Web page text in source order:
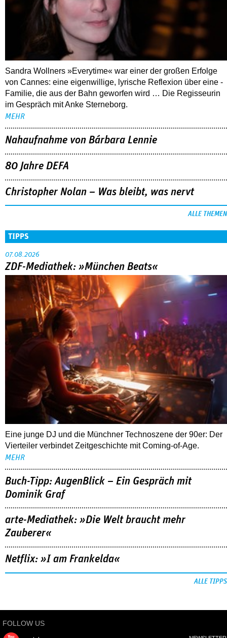
Sandra Wollners »Everytime« war einer der großen Erfolge
von Cannes: eine eigenwillige, lyrische Reflexion über eine ­
Familie, die aus der Bahn geworfen wird … Die Regisseurin
im Gespräch mit Anke Sterneborg.
MEHR
Nahaufnahme von Bárbara Lennie
80 Jahre DEFA
Christopher Nolan – Was bleibt, was nervt
ALLE THEMEN
TIPPS
07.08.2026
ZDF-Mediathek: »München Beats«
Eine junge DJ und die Münchner Technoszene der 90er: Der
Vierteiler verbindet Zeitgeschichte mit Coming-of-Age.
MEHR
Buch-Tipp: AugenBlick – Ein Gespräch mit
Dominik Graf
arte-Mediathek: »Die Welt braucht mehr
Zauberer«
Netflix: »I am Frankelda«
ALLE TIPPS
FOLLOW US